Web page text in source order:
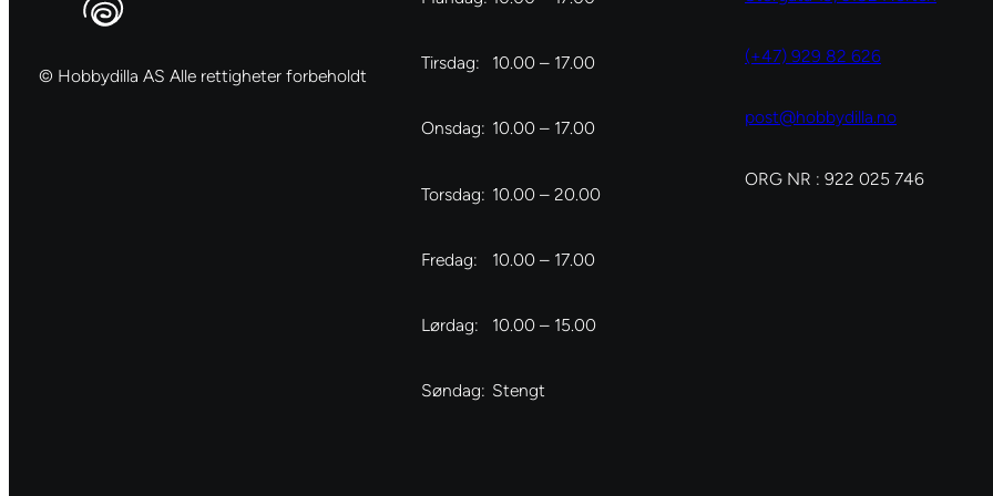
© Hobbydilla AS Alle rettigheter forbeholdt
Tirsdag: 10.00 – 17.00
Onsdag: 10.00 – 17.00
Torsdag: 10.00 – 20.00
Fredag: 10.00 – 17.00
Lørdag: 10.00 – 15.00
Søndag: Stengt
(+47) 929 82 626
post@hobbydilla.no
ORG NR : 922 025 746